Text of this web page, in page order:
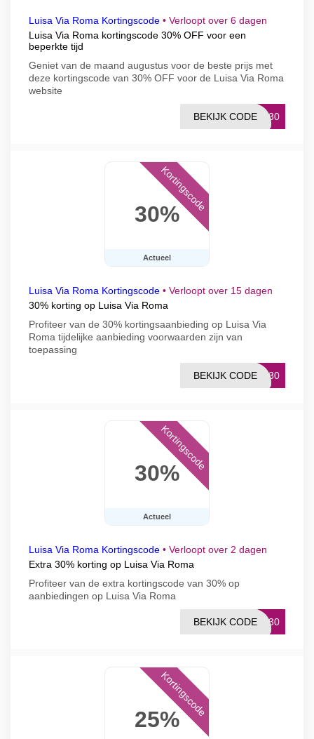
Luisa Via Roma Kortingscode • Verloopt over 6 dagen
Luisa Via Roma kortingscode 30% OFF voor een
beperkte tijd
Geniet van de maand augustus voor de beste prijs met
deze kortingscode van 30% OFF voor de Luisa Via Roma
website
SN30
BEKIJK CODE
30%
Actueel
Kortingscode
Luisa Via Roma Kortingscode • Verloopt over 15 dagen
30% korting op Luisa Via Roma
Profiteer van de 30% kortingsaanbieding op Luisa Via
Roma tijdelijke aanbieding voorwaarden zijn van
toepassing
ID30
BEKIJK CODE
30%
Actueel
Kortingscode
Luisa Via Roma Kortingscode • Verloopt over 2 dagen
Extra 30% korting op Luisa Via Roma
Profiteer van de extra kortingscode van 30% op
aanbiedingen op Luisa Via Roma
FR30
BEKIJK CODE
25%
Kortingscode